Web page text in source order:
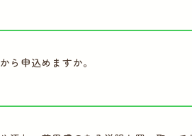
ら申込めますか。